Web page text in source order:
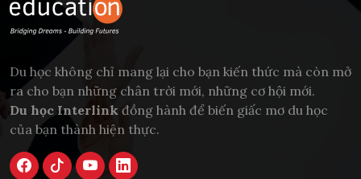
Du học không chỉ mang lại cho bạn kiến thức mà còn mở
ra cho bạn những chân trời mới, những cơ hội mới.
Du học Interlink đồng hành để biến giấc mơ du học
của bạn thành hiện thực.